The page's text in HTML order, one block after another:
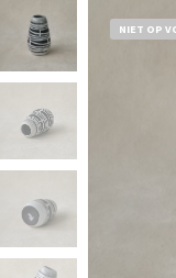
NIET OP